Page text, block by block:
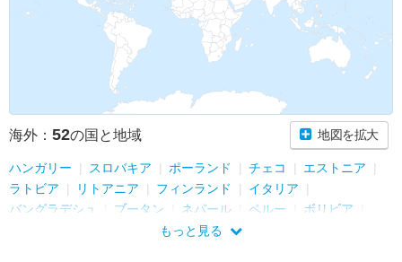
海外： 52の国と地域 地図を拡大
ハンガリー スロバキア ポーランド チェコ
エストニア
ラトビア
リトアニア フィンランド
イタリア
バングラデシュ
ブータン ネパール ペルー
ボリビア
スペイン フランス
もっと見る